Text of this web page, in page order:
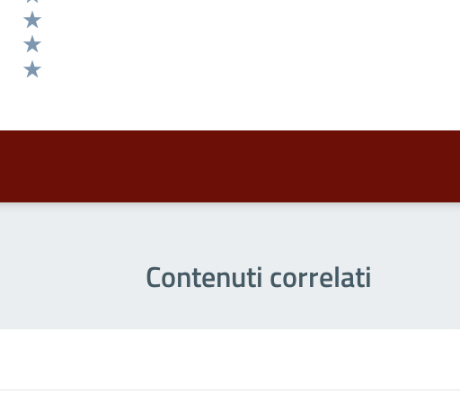
Valuta 4 stelle su 5
Valuta 3 stelle su 5
Valuta 2 stelle su 5
Contenuti correlati